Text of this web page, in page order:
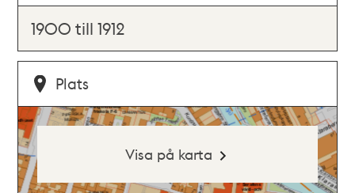
1900 till 1912
Plats
Visa på karta